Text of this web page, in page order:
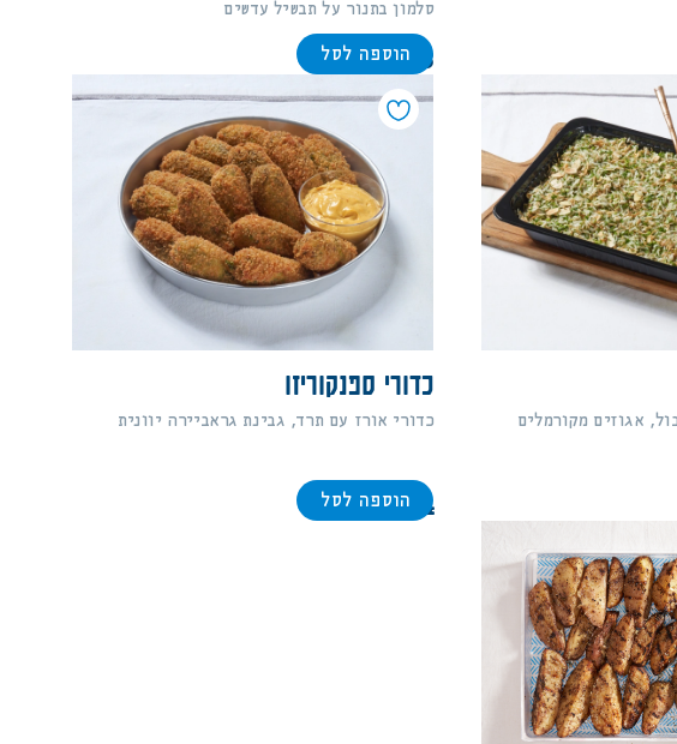
סלמון בתנור על תבשיל עדשים
288הוספה לסל
אגוזים מקורמלים
כדורי ספנקוריזו
כדורי אורז עם תרד, גבינת גראביירה יוונית
164הוספה לסל